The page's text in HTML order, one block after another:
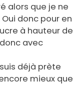
alors que je ne
donc pour en
à hauteur de
avec
déjà prète
mieux que